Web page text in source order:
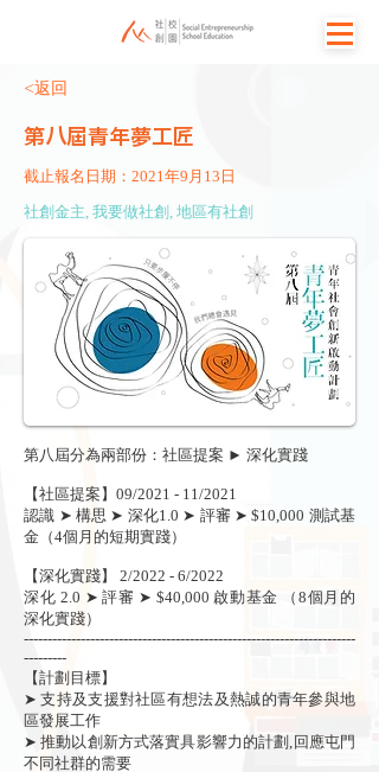
<返回
第八屆青年夢工匠
截止報名日期：2021年9月13日
社創金主, 我要做社創, 地區有社創
第八屆分為兩部份：社區提案 ► 深化實踐
【社區提案】09/2021 - 11/2021
認識 ➤ 構思 ➤ 深化1.0 ➤ 評審 ➤ $10,000 測試基
金（4個月的短期實踐）
【深化實踐】 2/2022 - 6/2022
深化 2.0 ➤ 評審 ➤ $40,000 啟動基金 （8個月的
深化實踐）
----------------------------------------------------------------------
---------
【計劃目標】
➤ 支持及支援對社區有想法及熱誠的青年參與地
區發展工作
➤ 推動以創新方式落實具影響力的計劃,回應屯門
不同社群的需要